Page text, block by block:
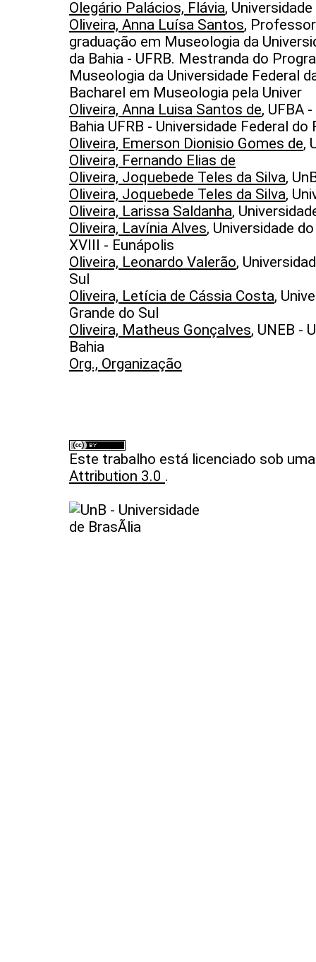
Olegário Palácios, Flávia,
Oliveira, Anna Luísa Santos,
graduação em Museologia da
da Bahia - UFRB. Mestranda do
Museologia da Universidade Federal
Bacharel em Museologia pela Univer
Oliveira, Anna Luisa Santos de, UFBA
Bahia UFRB - Universidade Federal
Oliveira, Emerson Dionisio Gomes de,
Oliveira, Fernando Elias de
Oliveira, Joquebede Teles da Silva,
Oliveira, Joquebede Teles da Silva,
Oliveira, Larissa Saldanha,
Oliveira, Lavínia Alves, Universidade
XVIII - Eunápolis
Oliveira, Leonardo Valerão,
Sul
Oliveira, Letícia de Cássia Costa,
Grande do Sul
Oliveira, Matheus Gonçalves, UNEB -
Bahia
Org., Organização
Este trabalho está licenciado sob
Attribution 3.0 .